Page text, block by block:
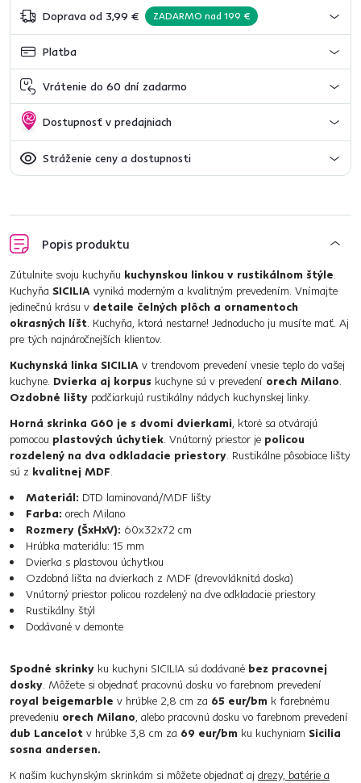
Doprava od 3,99 € ZADARMO nad 199 €
Platba
Vrátenie do 60 dní zadarmo
Dostupnosť v predajniach
Stráženie ceny a dostupnosti
Popis produktu
Zútulnite svoju kuchyňu kuchynskou linkou v rustikálnom štýle.
Kuchyňa SICILIA vyniká moderným a kvalitným prevedením. Vnímajte
jedinečnú krásu v detaile čelných plôch a ornamentoch
okrasných líšt. Kuchyňa, ktorá nestarne! Jednoducho ju musíte mať. Aj
pre tých najnáročnejších klientov.
Kuchynská linka SICILIA v trendovom prevedení vnesie teplo do vašej
kuchyne. Dvierka aj korpus kuchyne sú v prevedení orech Milano.
Ozdobné lišty podčiarkujú rustikálny nádych kuchynskej linky.
Horná skrinka G60 je s dvomi dvierkami, ktoré sa otvárajú
pomocou plastových úchytiek. Vnútorný priestor je policou
rozdelený na dva odkladacie priestory. Rustikálne pôsobiace lišty
sú z kvalitnej MDF.
Materiál: DTD laminovaná/MDF lišty
Farba: orech Milano
Rozmery (ŠxHxV): 60x32x72 cm
Hrúbka materiálu: 15 mm
Dvierka s plastovou úchytkou
Ozdobná lišta na dvierkach z MDF (drevovláknitá doska)
Vnútorný priestor policou rozdelený na dve odkladacie priestory
Rustikálny štýl
Dodávané v demonte
Spodné skrinky ku kuchyni SICILIA sú dodávané bez pracovnej
dosky. Môžete si objednať pracovnú dosku vo farebnom prevedení
royal beigemarble v hrúbke 2,8 cm za 65 eur/bm k farebnému
prevedeniu orech Milano, alebo pracovnú dosku vo farebnom prevedení
dub Lancelot v hrúbke 3,8 cm za 69 eur/bm ku kuchyniam Sicilia
sosna andersen.
K našim kuchynským skrinkám si môžete objednať aj drezy, batérie a